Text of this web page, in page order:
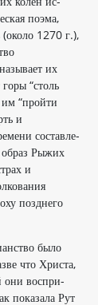
поэма,
(около 1270 г.),
их
“столь
им “пройти
и
составле­
Рыжих
и
позднего
было
что Христа,
они воспри­
показала Рут